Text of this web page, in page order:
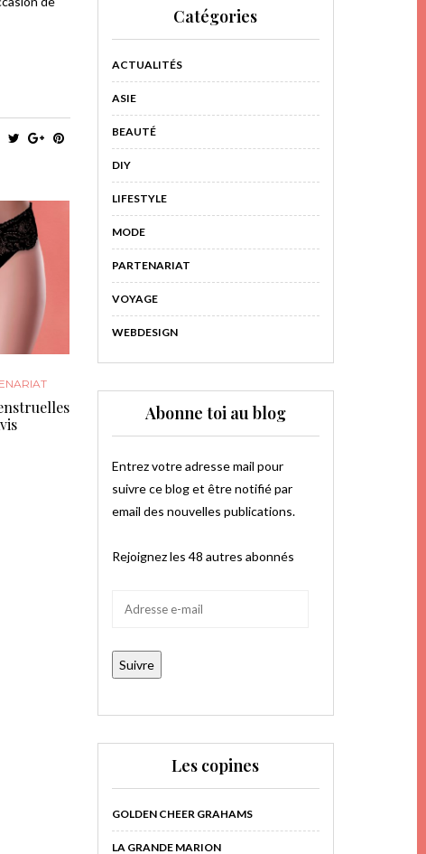
Catégories
ACTUALITÉS
ASIE
BEAUTÉ
DIY
LIFESTYLE
MODE
PARTENARIAT
VOYAGE
WEBDESIGN
Abonne toi au blog
Entrez votre adresse mail pour
suivre ce blog et être notifié par
email des nouvelles publications.
Rejoignez les 48 autres abonnés
Suivre
Les copines
GOLDEN CHEER GRAHAMS
LA GRANDE MARION